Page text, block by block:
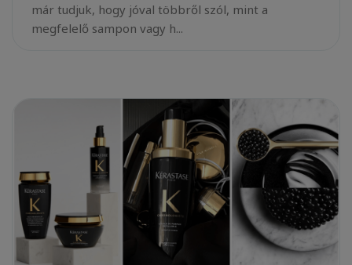
már tudjuk, hogy jóval többről szól, mint a
megfelelő sampon vagy h...